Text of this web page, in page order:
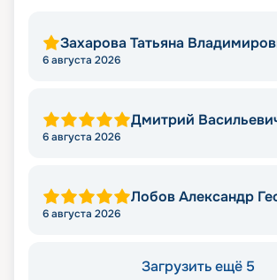
Захарова Татьяна
6 августа 2026
Дмитрий
6 августа 2026
Лобов Александр
6 августа 2026
Загрузить ещё 5